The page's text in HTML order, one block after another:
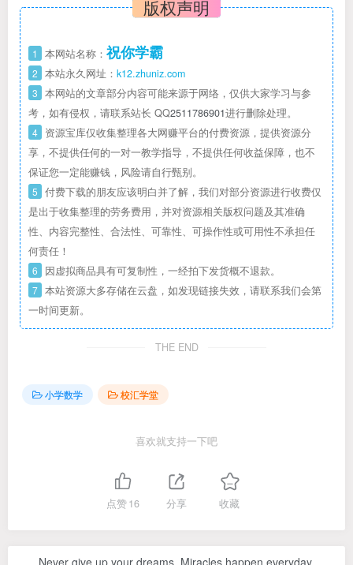
版权声明
1 本网站名称： 祝你学霸
2 本站永久网址： k12.zhuniz.com
3 本网站的文章部分内容可能来源于网络，仅供大家学习与参
考，如有侵权，请联系站长 QQ2511786901进行删除处理。
4 资源宝库仅收集整理各大网赚平台的付费资源，提供资源分
享，不提供任何的一对一教学指导，不提供任何收益保障，也不
保证您一定能赚钱，风险请自行甄别。
5 付费下载的朋友应该明白并了解，我们对部分资源进行收费仅
是出于收集整理的劳务费用，并对资源相关版权问题及其准确
性、内容完整性、合法性、可靠性、可操作性或可用性不承担任
何责任！
6 因虚拟商品具有可复制性，一经拍下发货概不退款。
7 本站资源大多存储在云盘，如发现链接失效，请联系我们会第
一时间更新。
THE END
小学数学 校汇学堂
喜欢就支持一下吧
点赞16 分享 收藏